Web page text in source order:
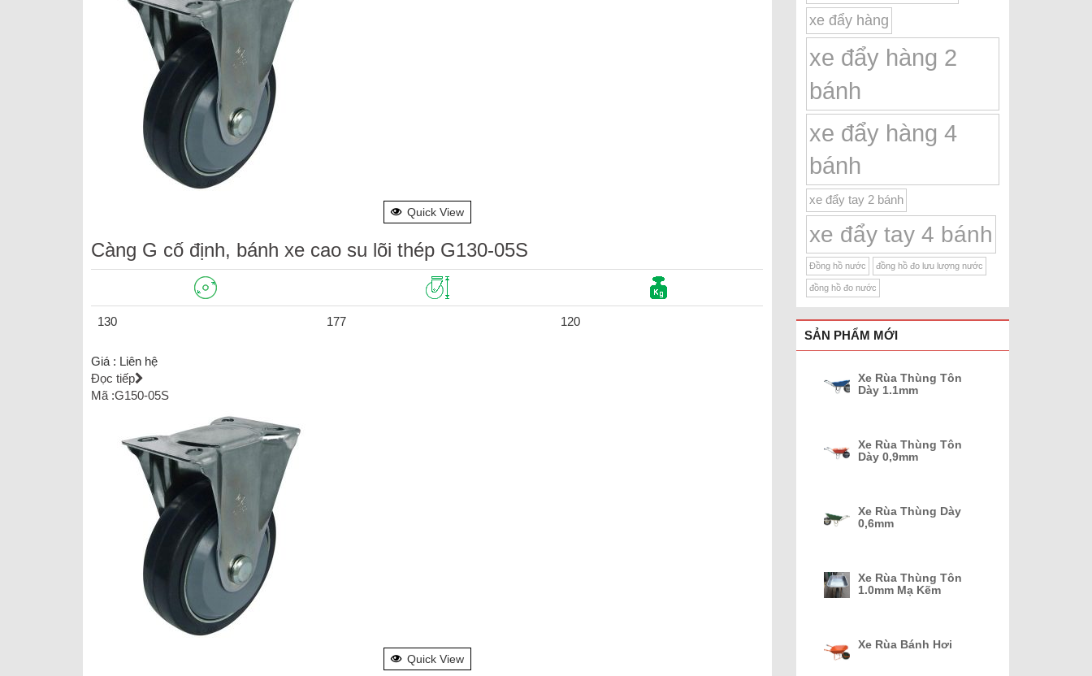
Quick View
Càng G cố định, bánh xe cao su lõi thép G130-05S
130 177 120
Giá : Liên hệ
Đọc tiếp
Mã :G150-05S
Quick View
xe đẩy hàng
xe đẩy hàng 2
bánh
xe đẩy hàng 4
bánh
xe đẩy tay 2 bánh
xe đẩy tay 4 bánh
Đồng hồ nước đồng hồ đo lưu lượng nước
đồng hồ đo nước
SẢN PHẨM MỚI
Xe Rùa Thùng Tôn
Dày 1.1mm
Xe Rùa Thùng Tôn
Dày 0,9mm
Xe Rùa Thùng Dày
0,6mm
Xe Rùa Thùng Tôn
1.0mm Mạ Kẽm
Xe Rùa Bánh Hơi